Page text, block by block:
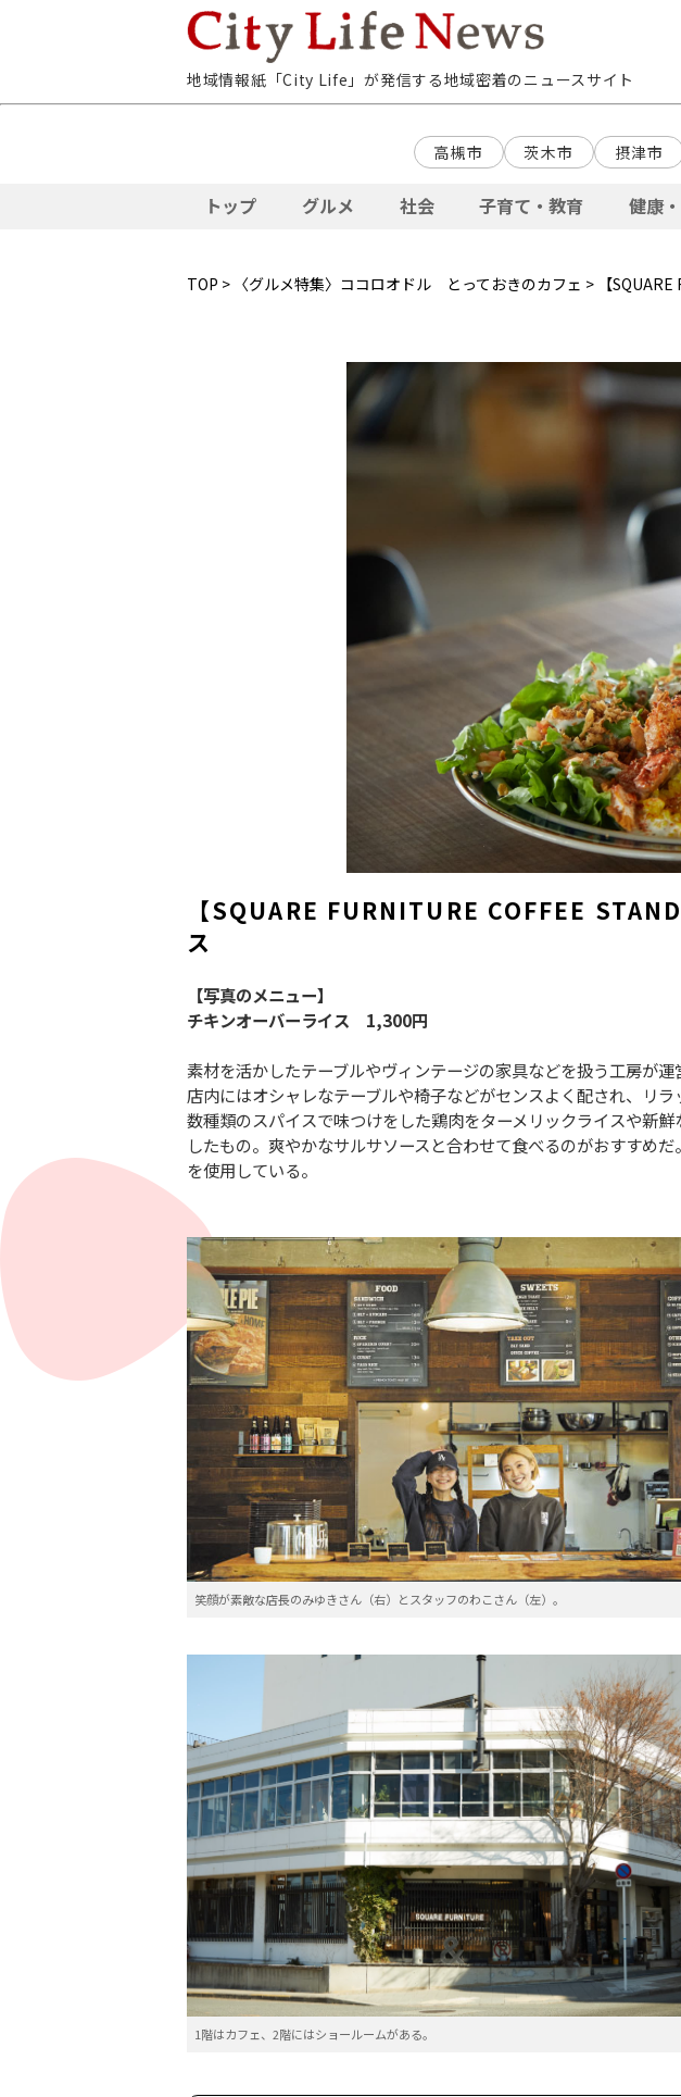
地域情報紙「City Life」が発信する地域密着のニュースサイト
高槻市 茨木市 摂津市
トップ グルメ 社会 子育て・教育 健康
TOP > 〈グルメ特集〉ココロオドル とっておきのカフェ > 【
【SQUARE FURNITURE COFFEE
ス
【写真のメニュー】
チキンオーバーライス 1,300円
素材を活かしたテーブルやヴィンテージの家具などを扱う工房が
店内にはオシャレなテーブルや椅子などがセンスよく配され、リラ
数種類のスパイスで味つけをした鶏肉をターメリックライスや新
したもの。爽やかなサルサソースと合わせて食べるのがおすすめ
を使用している。
笑顔が素敵な店長のみゆきさん（右）とスタッフのわこさん（左）。
1階はカフェ、2階にはショールームがある。